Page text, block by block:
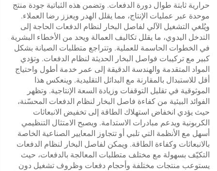
حرارية ثابتة طوال دورة الدفعات. وتضمن هذه الثباتية جودة منتج
موحدة عبر عمليات الإنتاج، مما يقلل الهدر ويعزز رضا العملاء.
ويُلغي التشغيل الآلي لفاصل البخار لنظام الدفعات الحاجة إلى
التدخل اليدوي، ما يقلل تكاليف العمالة ويحد من الأخطاء البشرية
في الخطوات الحاسمة للعملية. وتتراجع متطلبات الصيانة بشكل
كبير مع تركيبات فواصل البخار الحديثة لنظام الدفعات. وتؤدي
المواد المتقدمة والهندسة الدقيقة إلى عمر خدمة أطول واحتياج
أقل للاستبدال بالمقارنة مع البدائل التقليدية. وينعكس هذا
الموثوقية في تقليل التوقفات وزيادة السعة الإنتاجية. وتظهر
الفوائد البيئية من كفاءة فاصل البخار لنظام الدفعات المحسّنة،
حيث يؤدي انخفاض استهلاك الطاقة إلى تخفيض الانبعاثات
الكربونية ويدعم مبادرات الاستدامة. ويصبح الامتثال التنظيمي
أسهل مع الأنظمة التي تلبي أو تتجاوز المعايير الصناعية الخاصة
بالانبعاثات وكفاءة الطاقة. ويمكن لفاصل البخار لنظام الدفعات
التكيّف بسهولة مع مختلف متطلبات المعالجة بالدفعات، حيث
يستوعب منتجات مختلفة وأحجام دفعات وظروف تشغيل دون